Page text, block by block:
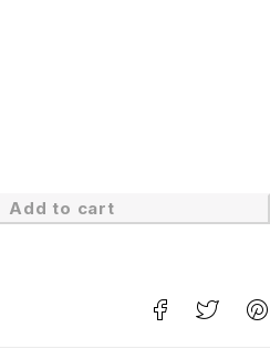
Add to cart